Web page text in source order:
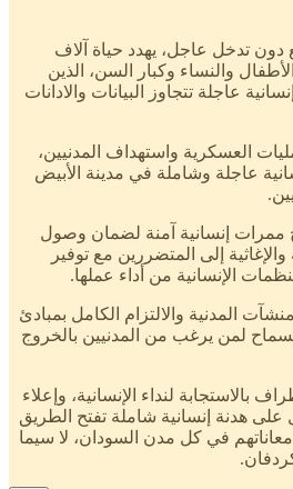
دون تدخل عاجل، يهدد حياة آلاف
والنساء وكبار السن، الذين
عاجلة تتجاوز البيانات والادانات
العسكرية واستهداف المدنيين،
عاجلة وشاملة في مدينة الأبيض
ممرات إنسانية آمنة لضمان وصول
إلى المتضررين مع توفير
الإنسانية من أداء عملها.
المدنية والالتزام الكامل بمبادئ
لمن يرغب من المدنيين بالخروج
بالاستجابة لنداء الإنسانية، وإعلاء
على هدنة إنسانية شاملة تفتح الطريق
معاناتهم في كل مدن السودان، لا سيما